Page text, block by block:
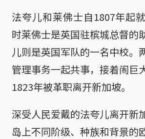
法夸儿和莱佛士自1807年起
时莱佛士是英国驻槟城总督的
儿则是英国军队的一名中校。
管理事务一起共事，接着闹巨
1823年被革职离开新加坡。
深受人民爱戴的法夸儿离开新
岛上不同阶级、种族和背景的